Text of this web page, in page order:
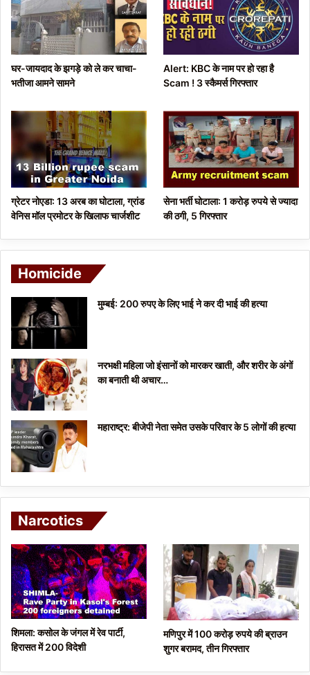
u
p
e
g
e
घर-जायदाद के झगड़े को ले कर चाचा-
भतीजा आमने सामने
Alert: KBC के नाम पर हो रहा है
Scam ! 3 स्कैमर्स गिरफ्तार
ग्रेटर नोएडा: 13 अरब का घोटाला, ग्रांड
वेनिस मॉल प्रमोटर के खिलाफ चार्जशीट
सेना भर्ती घोटाला: 1 करोड़ रुपये से ज्यादा
की ठगी, 5 गिरफ्तार
Homicide
मुम्बई: 200 रुपए के लिए भाई ने कर दी भाई की हत्या
नरभक्षी महिला जो इंसानों को मारकर खाती, और शरीर के अंगों
का बनाती थी अचार…
महाराष्ट्र: बीजेपी नेता समेत उसके परिवार के 5 लोगों की हत्या
Narcotics
शिमला: कसोल के जंगल में रेव पार्टी,
हिरासत में 200 विदेशी
मणिपुर में 100 करोड़ रुपये की ब्राउन
शुगर बरामद, तीन गिरफ्तार